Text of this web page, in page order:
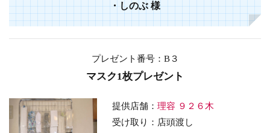
・しのぶ 様
プレゼント番号：B３
マスク1枚プレゼント
提供店舗：理容 ９２６木
受け取り：店頭渡し